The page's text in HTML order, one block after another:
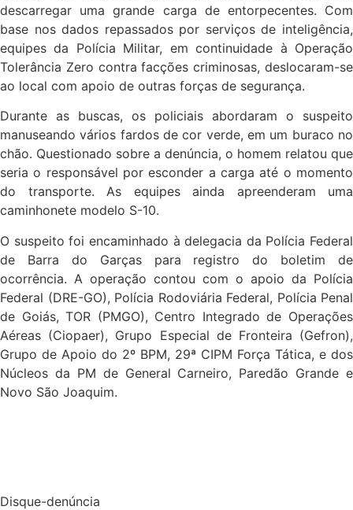
descarregar uma grande carga de entorpecentes. Com
base nos dados repassados por serviços de inteligência,
equipes da Polícia Militar, em continuidade à Operação
Tolerância Zero contra facções criminosas, deslocaram-se
ao local com apoio de outras forças de segurança.
Durante as buscas, os policiais abordaram o suspeito
manuseando vários fardos de cor verde, em um buraco no
chão. Questionado sobre a denúncia, o homem relatou que
seria o responsável por esconder a carga até o momento
do transporte. As equipes ainda apreenderam uma
caminhonete modelo S-10.
O suspeito foi encaminhado à delegacia da Polícia Federal
de Barra do Garças para registro do boletim de
ocorrência. A operação contou com o apoio da Polícia
Federal (DRE-GO), Polícia Rodoviária Federal, Polícia Penal
de Goiás, TOR (PMGO), Centro Integrado de Operações
Aéreas (Ciopaer), Grupo Especial de Fronteira (Gefron),
Grupo de Apoio do 2º BPM, 29ª CIPM Força Tática, e dos
Núcleos da PM de General Carneiro, Paredão Grande e
Novo São Joaquim.
Disque-denúncia